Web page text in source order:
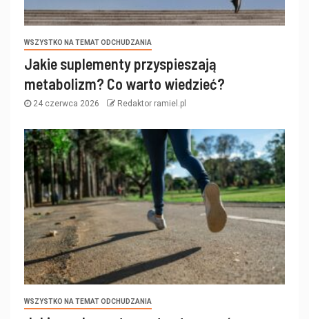
WSZYSTKO NA TEMAT ODCHUDZANIA
Jakie suplementy przyspieszają
metabolizm? Co warto wiedzieć?
24 czerwca 2026 Redaktor ramiel.pl
WSZYSTKO NA TEMAT ODCHUDZANIA